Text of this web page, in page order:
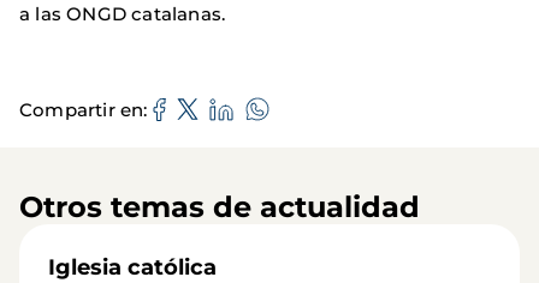
a las ONGD catalanas.
Compartir en
Otros temas de actualidad
Iglesia católica